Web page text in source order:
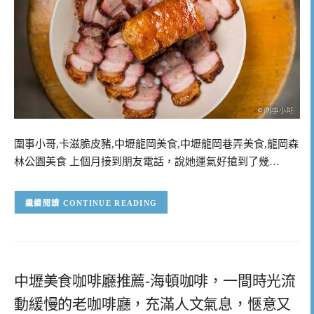
圍事小哥,卡滋脆皮豬,中壢龍岡美食,中壢龍岡巷弄美食,龍岡森
林公園美食 上個月接到朋友電話，說她運氣好搶到了幾…
CONTINUE READING
中壢美食咖啡廳推薦-海頓咖啡，一間時光流
動緩慢的老咖啡廳，充滿人文氣息，愜意又